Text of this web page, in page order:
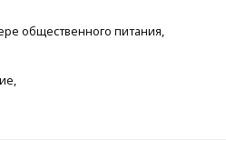
общественного питания,